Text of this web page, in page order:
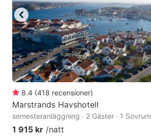
8.4 (418 recensioner)
Marstrands Havshotell
semesteranläggning · 2 Gäster · 1 Sovrum
1 915 kr /natt